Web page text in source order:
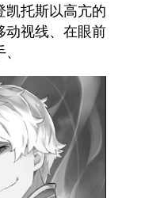
凯托斯以高亢的
动视线、在眼前